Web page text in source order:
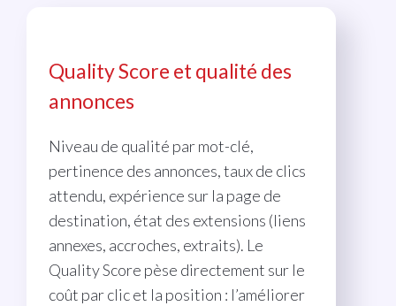
Quality Score et qualité des
annonces
Niveau de qualité par mot-clé,
pertinence des annonces, taux de clics
attendu, expérience sur la page de
destination, état des extensions (liens
annexes, accroches, extraits). Le
Quality Score pèse directement sur le
coût par clic et la position : l’améliorer